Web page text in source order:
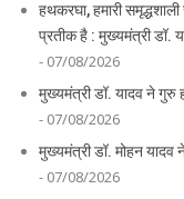
हथकरघा, हमारी
प्रतीक है : मुख्यमंत्री डॉ.
- 07/08/2026
मुख्यमंत्री डॉ. यादव ने गुरु
- 07/08/2026
मुख्यमंत्री डॉ. मोहन
- 07/08/2026